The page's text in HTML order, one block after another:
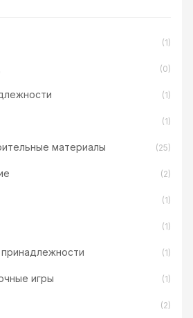
(1)
(0)
(1)
(1)
материалы (25)
(2)
(1)
(1)
(1)
игры (1)
(2)